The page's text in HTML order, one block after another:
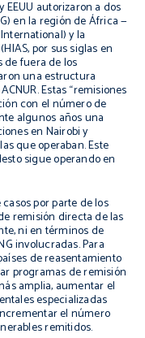
autorizaron a dos
en la región de África —
y la
por sus siglas en
fuera de los
una estructura
Estas “remisiones
con el número de
algunos años una
en Nairobi y
que operaban. Este
sigue operando en
por parte de los
remisión directa de las
ni en términos de
involucradas. Para
de reasentamiento
programas de remisión
amplia, aumentar el
especializadas
el número
remitidos.